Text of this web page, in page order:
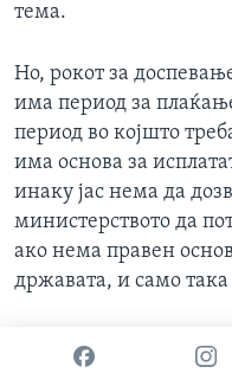
тема.
Но, рокот за
има период за
период во којшто
има основа за
инаку јас нема да
министерството да
ако нема правен
државата, и само